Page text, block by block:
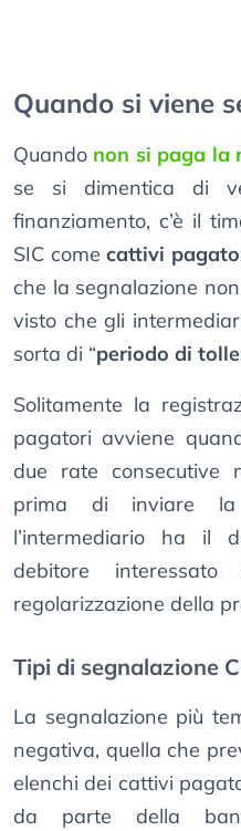
Quando si viene
Quando non si paga la
se si dimentica di
finanziamento, c’è il
SIC comecattivi
che la segnalazione
visto che gli
sorta di “periodo di
Solitamente la
pagatori avviene
due rate consecutive
prima di inviare la
l’intermediario ha il
debitore
regolarizzazione della
Tipi di segnalazione
La segnalazione più
negativa, quella che
elenchi dei cattivi
da parte della